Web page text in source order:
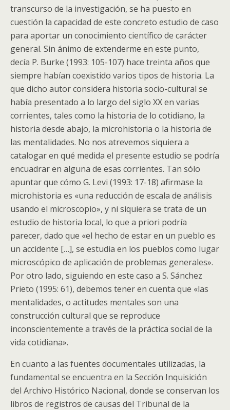
transcurso de la investigación, se ha puesto en
cuestión la capacidad de este concreto estudio de caso
para aportar un conocimiento científico de carácter
general. Sin ánimo de extenderme en este punto,
decía P. Burke (1993: 105-107) hace treinta años que
siempre habían coexistido varios tipos de historia. La
que dicho autor considera historia socio-cultural se
había presentado a lo largo del siglo XX en varias
corrientes, tales como la historia de lo cotidiano, la
historia desde abajo, la microhistoria o la historia de
las mentalidades. No nos atrevemos siquiera a
catalogar en qué medida el presente estudio se podría
encuadrar en alguna de esas corrientes. Tan sólo
apuntar que cómo G. Levi (1993: 17-18) afirmase la
microhistoria es «una reducción de escala de análisis
usando el microscopio», y ni siquiera se trata de un
estudio de historia local, lo que a priori podría
parecer, dado que «el hecho de estar en un pueblo es
un accidente […], se estudia en los pueblos como lugar
microscópico de aplicación de problemas generales».
Por otro lado, siguiendo en este caso a S. Sánchez
Prieto (1995: 61), debemos tener en cuenta que «las
mentalidades, o actitudes mentales son una
construcción cultural que se reproduce
inconscientemente a través de la práctica social de la
vida cotidiana».
En cuanto a las fuentes documentales utilizadas, la
fundamental se encuentra en la Sección Inquisición
del Archivo Histórico Nacional, donde se conservan los
libros de registros de causas del Tribunal de la